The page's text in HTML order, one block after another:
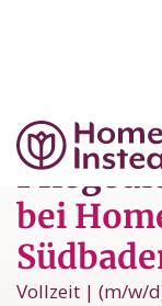
Werde
bei
Vollzeit | (m/w/